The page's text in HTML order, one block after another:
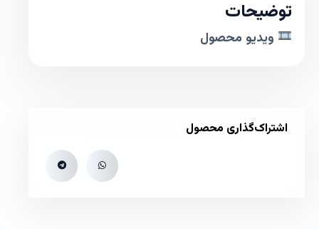
توضیحات
ویدیو محصول
اشتراک‌گذاری محصول